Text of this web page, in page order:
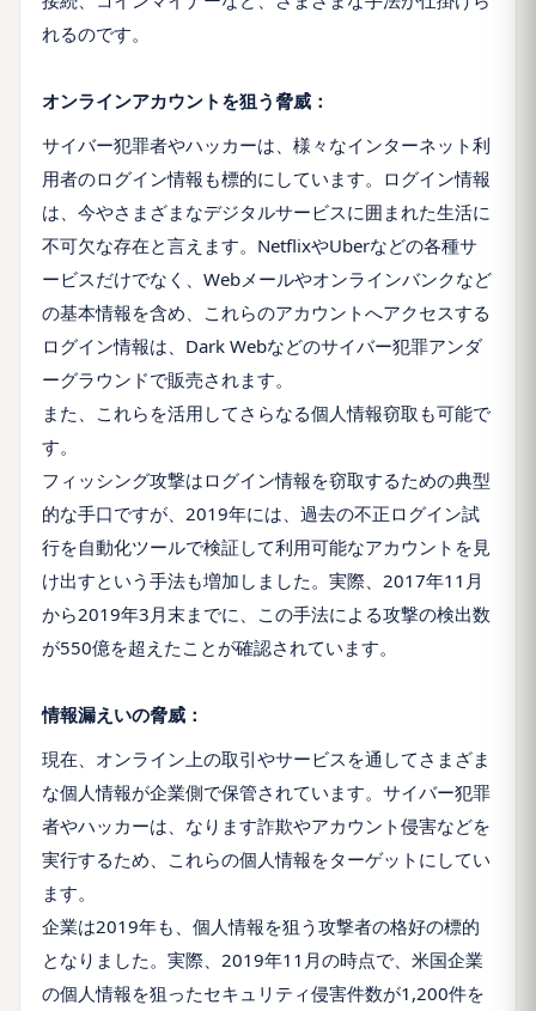
れるのです。
オンラインアカウントを狙う脅威：
サイバー犯罪者やハッカーは、様々なインターネット利
用者のログイン情報も標的にしています。ログイン情報
は、今やさまざまなデジタルサービスに囲まれた生活に
不可欠な存在と言えます。NetflixやUberなどの各種サ
ービスだけでなく、Webメールやオンラインバンクなど
の基本情報を含め、これらのアカウントへアクセスする
ログイン情報は、Dark Webなどのサイバー犯罪アンダ
ーグラウンドで販売されます。
また、これらを活用してさらなる個人情報窃取も可能で
す。
フィッシング攻撃はログイン情報を窃取するための典型
的な手口ですが、2019年には、過去の不正ログイン試
行を自動化ツールで検証して利用可能なアカウントを見
け出すという手法も増加しました。実際、2017年11月
から2019年3月末までに、この手法による攻撃の検出数
が550億を超えたことが確認されています。
情報漏えいの脅威：
現在、オンライン上の取引やサービスを通してさまざま
な個人情報が企業側で保管されています。サイバー犯罪
者やハッカーは、なります詐欺やアカウント侵害などを
実行するため、これらの個人情報をターゲットにしてい
ます。
企業は2019年も、個人情報を狙う攻撃者の格好の標的
となりました。実際、2019年11月の時点で、米国企業
の個人情報を狙ったセキュリティ侵害件数が1,200件を